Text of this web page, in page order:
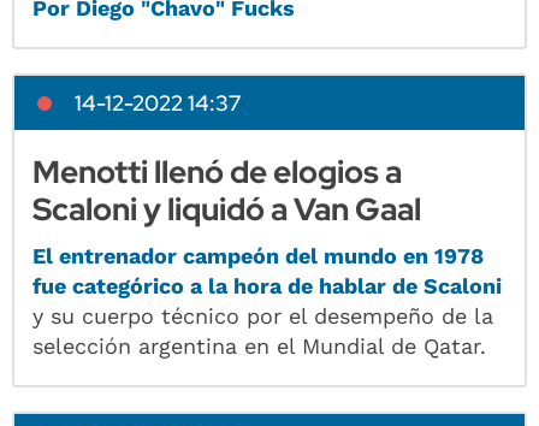
Por Diego "Chavo" Fucks
14-12-2022 14:37
Menotti llenó de elogios a
Scaloni y liquidó a Van Gaal
El entrenador campeón del mundo en 1978
fue categórico a la hora de hablar de Scaloni
y su cuerpo técnico por el desempeño de la
selección argentina en el Mundial de Qatar.